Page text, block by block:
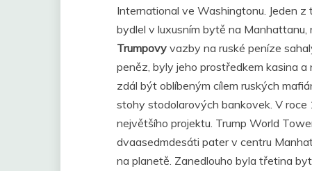
International ve Washingtonu. Jeden
bydlel v luxusním bytě na
Trumpovy vazby na ruské peníze
peněz, byly jeho prostředkem kasina
zdál být oblíbeným cílem ruských
stohy stodolarových bankovek. V
největšího projektu. Trump World
dvaasedmdesáti pater v centru
na planetě. Zanedlouho byla třetina